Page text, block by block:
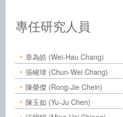
中央研究院化學研究
專任研究人員
章為皓 (Wei-Hau Chang)
張峻瑋 (Chun-Wei Chang)
陳榮傑 (Rong-Jie Chein)
陳玉如 (Yu-Ju Chen)